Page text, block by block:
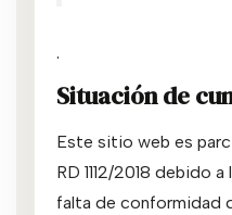
.
Situación de
Este sitio web es
RD 1112/2018 debido
falta de conformidad